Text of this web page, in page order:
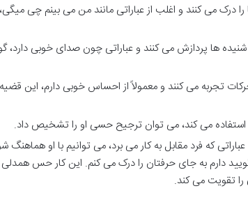
درک می کنند و اغلب از عباراتی مانند من می بینم چی
شنیده ها پردازش می کنند و عباراتی چون صدای خوبی
تجربه می کنند و معمولاً از احساس خوبی دارم، این
استفاده می کند، می توان ترجیح حسی او را تشخیص داد.
که فرد مقابل به کار می برد، می توانیم با او هماهنگ
دارم به جای حرفتان را درک می کنم. این کار حس
را تقویت می کند.